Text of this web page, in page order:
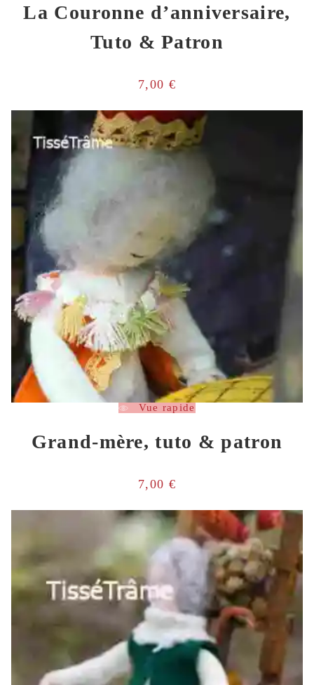
La Couronne d’anniversaire,
Tuto & Patron
7,00 €
Vue rapide
Grand-mère, tuto & patron
7,00 €